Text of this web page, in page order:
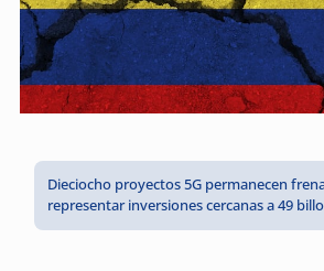
Dieciocho proyectos 5G permanecen
representar inversiones cercanas a 49